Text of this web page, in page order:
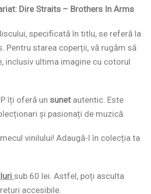
Dire Straits – Brothers In Arms
specificată în titlu, se referă la
Pentru starea coperții, vă rugăm să
inclusiv ultima imagine cu cotorul
îți oferă un sunet autentic. Este
și pasionați de muzică.
vinilului! Adaugă-l în colecția ta
sub 60 lei. Astfel, poți asculta
accesibile.